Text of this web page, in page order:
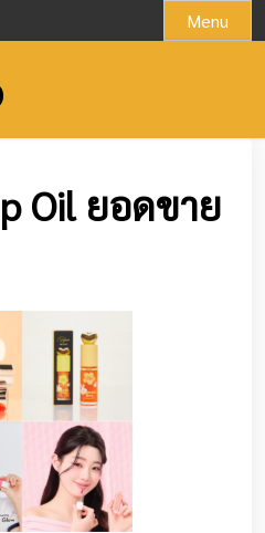
Menu
Oil ยอดขาย